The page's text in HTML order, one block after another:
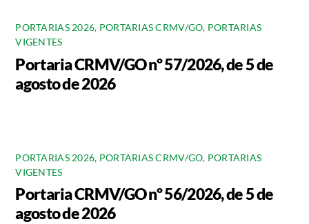
PORTARIAS 2026, PORTARIAS CRMV/GO, PORTARIAS
VIGENTES
Portaria CRMV/GO nº 57/2026, de 5 de
agosto de 2026
PORTARIAS 2026, PORTARIAS CRMV/GO, PORTARIAS
VIGENTES
Portaria CRMV/GO nº 56/2026, de 5 de
agosto de 2026